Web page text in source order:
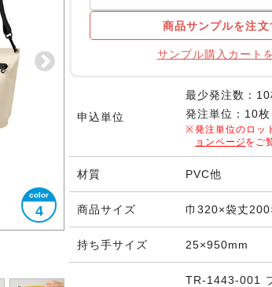
4
商品サンプルを注文
サンプル購入カート
申込単位
最少発注数：10
発注単位：10枚
発注単位のロッ
ョンページをご
材質 PVC他
商品サイズ 巾320×袋丈
持ち手サイズ 25×950mm
TR-1443-001